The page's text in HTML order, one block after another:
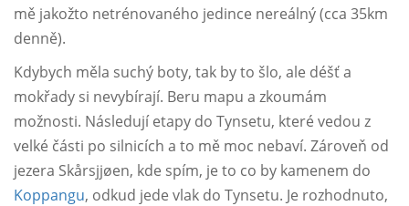
mě jakožto netrénovaného jedince nereálný (cca 35km
denně).
Kdybych měla suchý boty, tak by to šlo, ale déšť a
mokřady si nevybírají. Beru mapu a zkoumám
možnosti. Následují etapy do Tynsetu, které vedou z
velké části po silnicích a to mě moc nebaví. Zároveň od
jezera Skårsjjøen, kde spím, je to co by kamenem do
Koppangu, odkud jede vlak do Tynsetu. Je rozhodnuto,